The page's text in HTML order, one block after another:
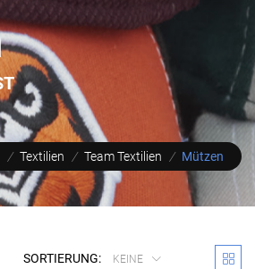
/ Textilien / Team Textilien / Mützen
SORTIERUNG: KEINE